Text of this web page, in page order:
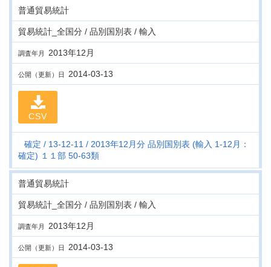
普通貿易統計
貿易統計_全国分 / 品別国別表 / 輸入
調査年月 2013年12月
公開（更新）日 2014-03-13
CSV
確定 13-12-11
2013年12月分 品別国別表 (輸入 1-12月：
確定) １１部 50-63類
普通貿易統計
貿易統計_全国分 / 品別国別表 / 輸入
調査年月 2013年12月
公開（更新）日 2014-03-13